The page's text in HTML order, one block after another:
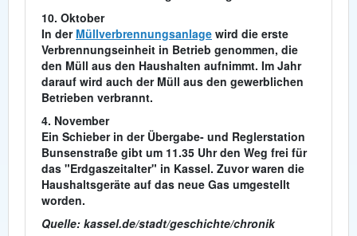
10. Oktober
In der Müllverbrennungsanlage wird die erste
Verbrennungseinheit in Betrieb genommen, die
den Müll aus den Haushalten aufnimmt. Im Jahr
darauf wird auch der Müll aus den gewerblichen
Betrieben verbrannt.
4. November
Ein Schieber in der Übergabe- und Reglerstation
Bunsenstraße gibt um 11.35 Uhr den Weg frei für
das "Erdgaszeitalter" in Kassel. Zuvor waren die
Haushaltsgeräte auf das neue Gas umgestellt
worden.
Quelle: kassel.de/stadt/geschichte/chronik